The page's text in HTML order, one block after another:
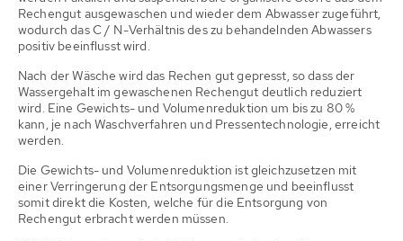
Rechengut ausgewaschen und wieder dem Abwasser zugeführt,
wodurch das C / N-Verhältnis des zu behandelnden Abwassers
positiv beeinflusst wird.
Nach der Wäsche wird das Rechen gut gepresst, so dass der
Wassergehalt im gewaschenen Rechengut deutlich reduziert
wird. Eine Gewichts- und Volumenreduktion um bis zu 80 %
kann, je nach Waschverfahren und Pressentechnologie, erreicht
werden.
Die Gewichts- und Volumenreduktion ist gleichzusetzen mit
einer Verringerung der Entsorgungsmenge und beeinflusst
somit direkt die Kosten, welche für die Entsorgung von
Rechengut erbracht werden müssen.